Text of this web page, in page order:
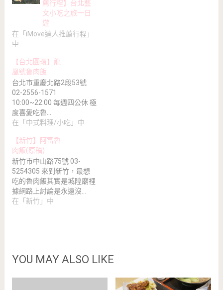
薦行程】台北藝
文小吃之旅一日
遊
在「iMove達人推薦行程」
中
【台北圓環】龍
凰號魯肉飯
台北市重慶北路2段53號
02-2556-1571
10:00~22:00 每週四公休 極
度喜愛吃魯…
在「中式料理/小吃」中
【新竹】阿富魯
肉飯(原稿)
新竹市中山路75號 03-
5254305 來到新竹，最想
吃的魯肉飯其實是城隍廟裡
據網路上討論是永遠沒…
在「新竹」中
YOU MAY ALSO LIKE